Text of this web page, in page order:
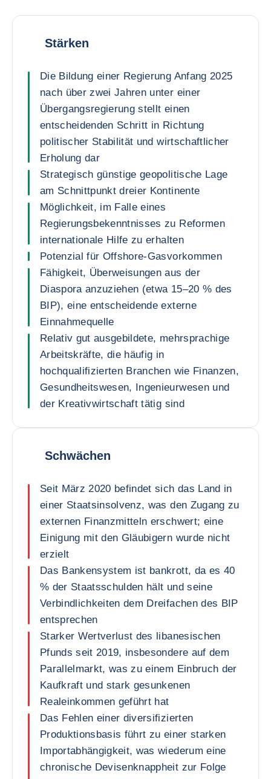
Stärken
Die Bildung einer Regierung Anfang 2025
nach über zwei Jahren unter einer
Übergangsregierung stellt einen
entscheidenden Schritt in Richtung
politischer Stabilität und wirtschaftlicher
Erholung dar
Strategisch günstige geopolitische Lage
am Schnittpunkt dreier Kontinente
Möglichkeit, im Falle eines
Regierungsbekenntnisses zu Reformen
internationale Hilfe zu erhalten
Potenzial für Offshore-Gasvorkommen
Fähigkeit, Überweisungen aus der
Diaspora anzuziehen (etwa 15–20 % des
BIP), eine entscheidende externe
Einnahmequelle
Relativ gut ausgebildete, mehrsprachige
Arbeitskräfte, die häufig in
hochqualifizierten Branchen wie Finanzen,
Gesundheitswesen, Ingenieurwesen und
der Kreativwirtschaft tätig sind
Schwächen
Seit März 2020 befindet sich das Land in
einer Staatsinsolvenz, was den Zugang zu
externen Finanzmitteln erschwert; eine
Einigung mit den Gläubigern wurde nicht
erzielt
Das Bankensystem ist bankrott, da es 40
% der Staatsschulden hält und seine
Verbindlichkeiten dem Dreifachen des BIP
entsprechen
Starker Wertverlust des libanesischen
Pfunds seit 2019, insbesondere auf dem
Parallelmarkt, was zu einem Einbruch der
Kaufkraft und stark gesunkenen
Realeinkommen geführt hat
Das Fehlen einer diversifizierten
Produktionsbasis führt zu einer starken
Importabhängigkeit, was wiederum eine
chronische Devisenknappheit zur Folge